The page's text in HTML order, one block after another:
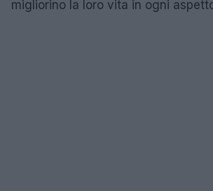
migliorino la loro vita in ogni